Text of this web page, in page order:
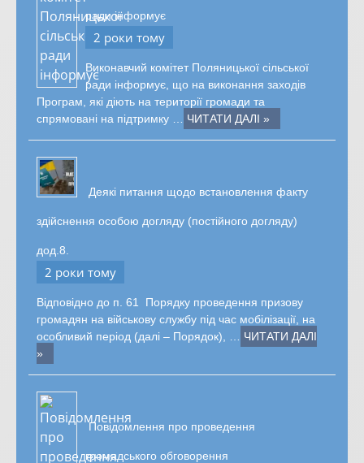
ради інформує
2 роки тому
Виконавчий комітет Поляницької сільської
ради інформує, що на виконання заходів
Програм, які діють на території громади та
спрямовані на підтримку …
ЧИТАТИ ДАЛІ »
Деякі питання щодо встановлення факту
здійснення особою догляду (постійного догляду)
дод.8.
2 роки тому
Відповідно до п. 61 Порядку проведення призову
громадян на військову службу під час мобілізації, на
особливий період (далі – Порядок), …
ЧИТАТИ ДАЛІ
»
Повідомлення про проведення
громадського обговорення